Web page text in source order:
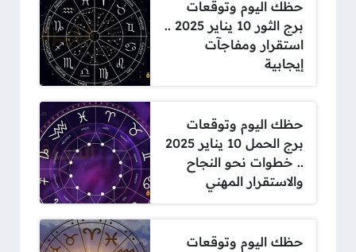
حظك اليوم وتوقعات
برج الثور 10 يناير 2025 ..
استقرار ومفاجآت
إيجابية
حظك اليوم وتوقعات
برج الحمل 10 يناير 2025
.. خطوات نحو النجاح
والاستقرار المهني
حظك اليوم وتوقعات